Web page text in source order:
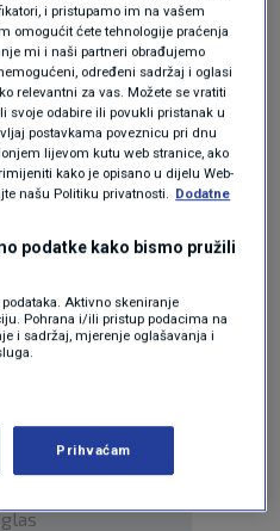
i pristupamo im na vašem
omogućit ćete tehnologije praćenja
mi i naši partneri obrađujemo
određeni sadržaj i oglasi
relevantni za vas. Možete se vratiti
svoje odabire ili povukli pristanak u
postavkama poveznicu pri dnu
lijevom kutu web stranice, ako
kako je opisano u dijelu Web-
našu Politiku privatnosti.
Dodatne
podatke kako bismo pružili
Aktivno skeniranje
Pohrana i/ili pristup podacima na
i sadržaj, mjerenje oglašavanja i
Prihvaćam